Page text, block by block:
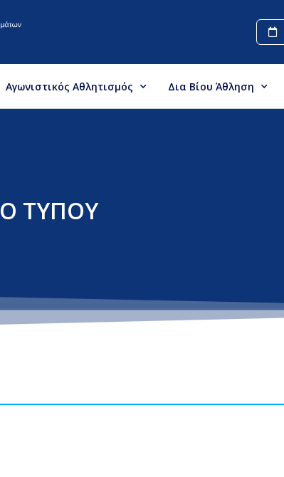
Αγωνιστικός Αθλητισμός Δια Βίου Άθληση
ΤΥΠΟΥ